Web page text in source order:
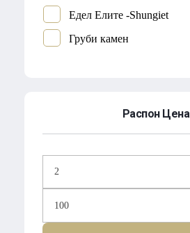
Едел Елите -Shungiet
Груби камен
Распон Цена